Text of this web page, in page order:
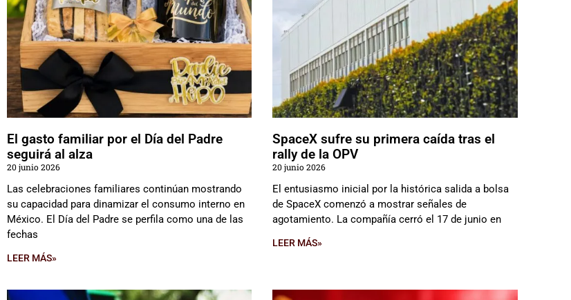
El gasto familiar por el Día del Padre
seguirá al alza
20 junio 2026
Las celebraciones familiares continúan mostrando
su capacidad para dinamizar el consumo interno en
México. El Día del Padre se perfila como una de las
fechas
LEER MÁS»
SpaceX sufre su primera caída tras el
rally de la OPV
20 junio 2026
El entusiasmo inicial por la histórica salida a bolsa
de SpaceX comenzó a mostrar señales de
agotamiento. La compañía cerró el 17 de junio en
LEER MÁS»